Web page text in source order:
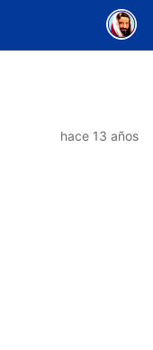
hace 13 años